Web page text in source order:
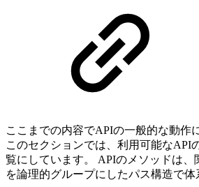
ここまでの内容でAPIの一般的な動作
このセクションでは、利用可能なAPI
覧にしています。 APIのメソッドは、
を論理的グループにしたパス構造で体